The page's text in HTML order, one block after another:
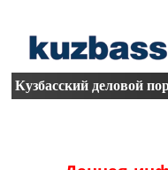
Кузбасский деловой